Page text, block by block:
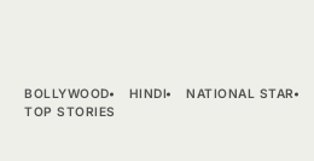
BOLLYWOOD HINDI NATIONAL STAR
TOP STORIES